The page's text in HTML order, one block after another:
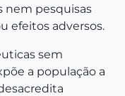
nem pesquisas
efeitos adversos.
sem
a população a